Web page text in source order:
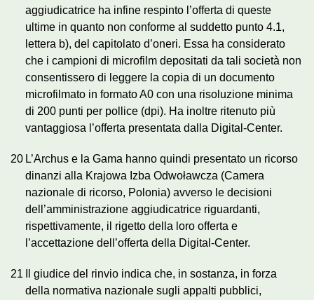
aggiudicatrice ha infine respinto l’offerta di queste
ultime in quanto non conforme al suddetto punto 4.1,
lettera b), del capitolato d’oneri. Essa ha considerato
che i campioni di microfilm depositati da tali società non
consentissero di leggere la copia di un documento
microfilmato in formato A0 con una risoluzione minima
di 200 punti per pollice (dpi). Ha inoltre ritenuto più
vantaggiosa l’offerta presentata dalla Digital-Center.
20 L’Archus e la Gama hanno quindi presentato un ricorso
dinanzi alla Krajowa Izba Odwoławcza (Camera
nazionale di ricorso, Polonia) avverso le decisioni
dell’amministrazione aggiudicatrice riguardanti,
rispettivamente, il rigetto della loro offerta e
l’accettazione dell’offerta della Digital-Center.
21
Il giudice del rinvio indica che, in sostanza, in forza
della normativa nazionale sugli appalti pubblici,